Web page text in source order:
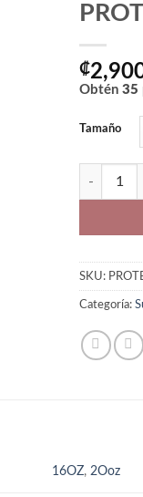
₡
Obtén35
Tamaño
PROTE
SKU:
Categoría:
16OZ, 2Ooz